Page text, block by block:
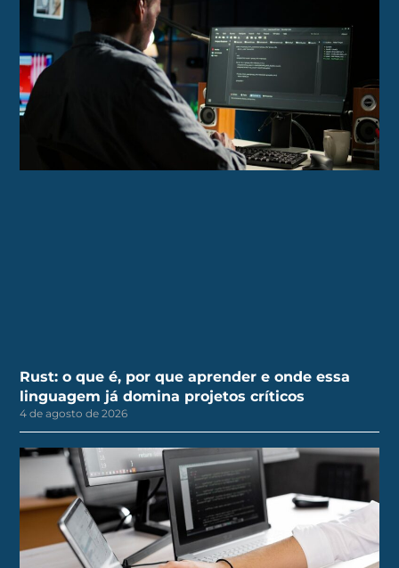
Rust: o que é, por que aprender e onde essa
linguagem já domina projetos críticos
4 de agosto de 2026